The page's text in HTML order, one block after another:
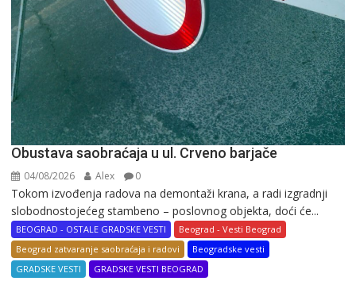
Obustava saobraćaja u ul. Crveno barjače
04/08/2026 Alex 0
Tokom izvođenja radova na demontaži krana, a radi izgradnji
slobodnostojećeg stambeno – poslovnog objekta, doći će...
BEOGRAD - OSTALE GRADSKE VESTI
Beograd - Vesti Beograd
Beograd zatvaranje saobraćaja i radovi
Beogradske vesti
GRADSKE VESTI
GRADSKE VESTI BEOGRAD